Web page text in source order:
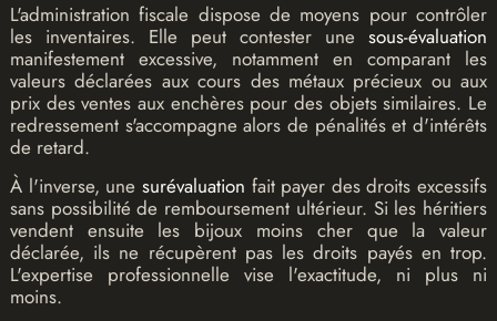
L'administration fiscale dispose de moyens pour contrôler
les inventaires. Elle peut contester unesous-évaluation
manifestement excessive, notamment en comparant les
valeurs déclarées aux cours des métaux précieux ou aux
prix des ventes aux enchères pour des objets similaires. Le
redressement s'accompagne alors de pénalités et d'intérêts
de retard.
À l'inverse, une surévaluation fait payer des droits excessifs
sans possibilité de remboursement ultérieur. Si les héritiers
vendent ensuite les bijoux moins cher que la valeur
déclarée, ils ne récupèrent pas les droits payés en trop.
L'expertise professionnelle vise l'exactitude, ni plus ni
moins.